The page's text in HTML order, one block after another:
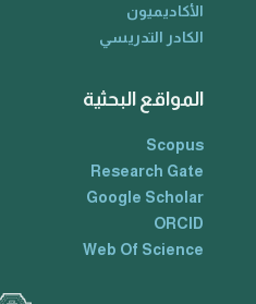
الأكاديميون
الكادر التدريسي
المواقع البحثية
Scopus
Research Gate
Google Scholar
ORCID
Web Of Science